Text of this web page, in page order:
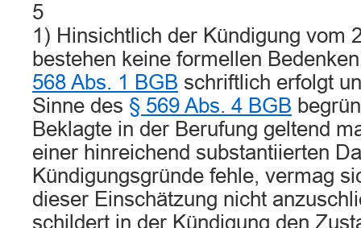
5
1) Hinsichtlich der Kündigung vom
bestehen keine formellen
568 Abs. 1 BGB schriftlich erfolgt
Sinne des § 569 Abs. 4 BGB
Beklagte in der Berufung geltend
einer hinreichend substantiierten
Kündigungsgründe fehle, vermag
dieser Einschätzung nicht
schildert in der Kündigung den